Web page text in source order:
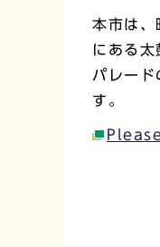
本市は
にある
パレー
す。